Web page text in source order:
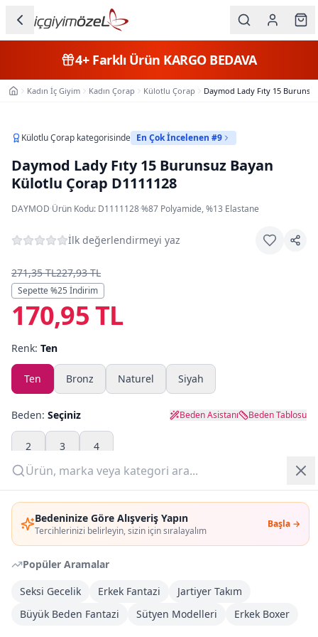
Bedeninize Göre Alışveriş Yapın
Tercihlerinizi belirleyin, sizin için sıralayalım
Başla →
Popüler Aramalar
Seksi Gecelik
Erkek Fantazi
Jartiyer Takım
Büyük Beden Fantazi
Sütyen Modelleri Erkek Boxer
Kategorileri
Erkek
Çocuk
Beden
Markalar
Plaj & Mayo
Yazlık Pijama
Kampanyalar
Yeni Gelenler
OUTLET
Giriş Yap
Üye Ol
4+Farklı Ürün KARGO BEDAVA
Ana SayfaKadın İç Giyim Kadın Çorap Külotlu Çorap Daymod Lady Fıty 15
Külotlu Çorap kategorisinde En Çok İncelenen #9
Daymod Lady Fıty 15 Burunsuz Bayan
Külotlu Çorap D1111128
DAYMOD·Ürün Kodu: D1111128·%87 Polyamide, %13 Elastane
İlk değerlendirmeyi yaz
271,35 TL227,93 TL
Sepette %25 İndirim
170,95 TL
Renk: Ten
Ten Bronz Naturel Siyah
Beden: Seçiniz Beden Asistanı Beden Tablosu
2 3 4
Adet:
Sepete Ekle
DHL Kargoya Teslim